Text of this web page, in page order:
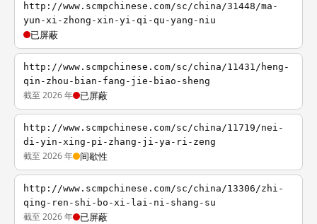
http://www.scmpchinese.com/sc/china/31448/ma-
yun-xi-zhong-xin-yi-qi-qu-yang-niu
已屏蔽
http://www.scmpchinese.com/sc/china/11431/heng-
qin-zhou-bian-fang-jie-biao-sheng
截至 2026 年 已屏蔽
http://www.scmpchinese.com/sc/china/11719/nei-
di-yin-xing-pi-zhang-ji-ya-ri-zeng
截至 2026 年 间歇性
http://www.scmpchinese.com/sc/china/13306/zhi-
qing-ren-shi-bo-xi-lai-ni-shang-su
截至 2026 年 已屏蔽